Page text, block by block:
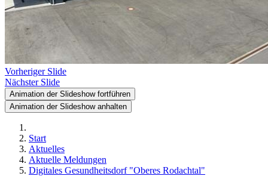
Vorheriger Slide
Nächster Slide
Animation der Slideshow fortführen
Animation der Slideshow anhalten
Start
Aktuelles
Aktuelle Meldungen
Digitales Gesundheitsdorf "Oberes Rodachtal"